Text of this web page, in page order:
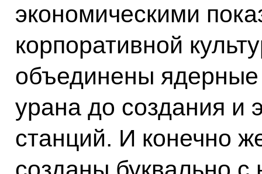
экономическими
корпоративной
объединены
урана до создания и
станций. И конечно